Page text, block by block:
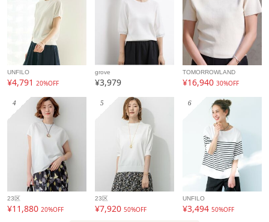
UNFILO
¥4,791 20%OFF
grove
¥3,979
TOMORROWLAND
¥16,94030%OFF
4
23区
¥11,880 20%OFF
5
23区
¥7,92050%OFF
6
UNFILO
¥3,49450%OFF